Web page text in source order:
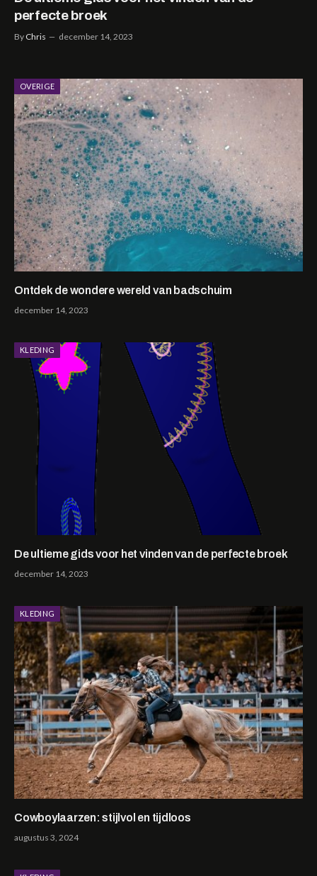
perfecte broek
By Chris december 14, 2023
OVERIGE
Ontdek de wondere wereld van badschuim
december 14, 2023
KLEDING
De ultieme gids voor het vinden van de perfecte broek
december 14, 2023
KLEDING
Cowboylaarzen: stijlvol en tijdloos
augustus 3, 2024